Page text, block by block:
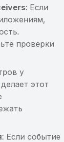
: Если
проверки
у
делает этот
: Если событие